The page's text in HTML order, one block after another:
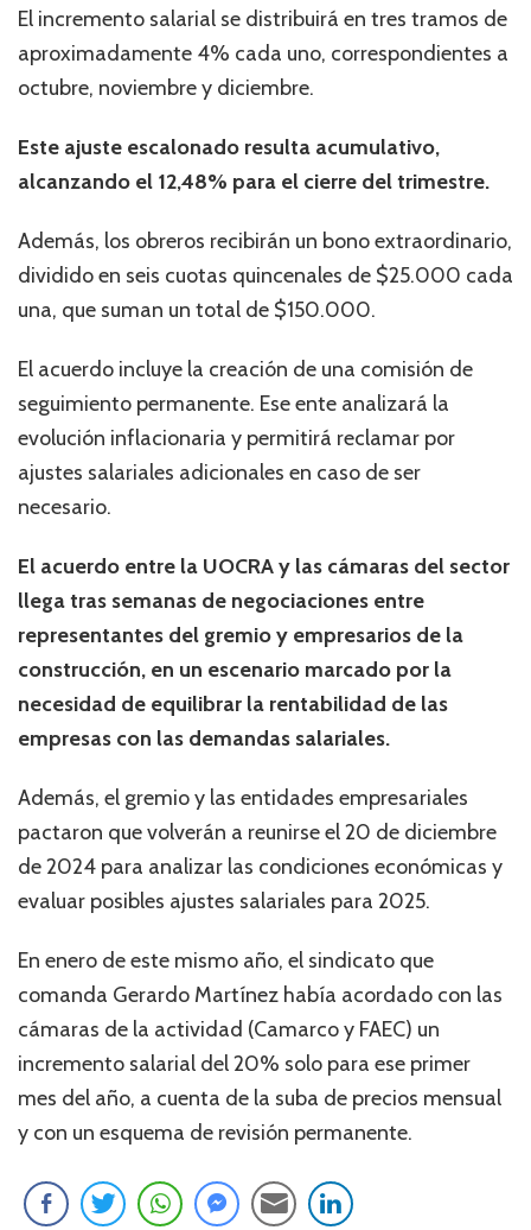
El incremento salarial se distribuirá en tres tramos de
aproximadamente 4% cada uno, correspondientes a
octubre, noviembre y diciembre.
Este ajuste escalonado resulta acumulativo,
alcanzando el 12,48% para el cierre del trimestre.
Además, los obreros recibirán un bono extraordinario,
dividido en seis cuotas quincenales de $25.000 cada
una, que suman un total de $150.000.
El acuerdo incluye la creación de una comisión de
seguimiento permanente. Ese ente analizará la
evolución inflacionaria y permitirá reclamar por
ajustes salariales adicionales en caso de ser
necesario.
El acuerdo entre la UOCRA y las cámaras del sector
llega tras semanas de negociaciones entre
representantes del gremio y empresarios de la
construcción, en un escenario marcado por la
necesidad de equilibrar la rentabilidad de las
empresas con las demandas salariales.
Además, el gremio y las entidades empresariales
pactaron que volverán a reunirse el 20 de diciembre
de 2024 para analizar las condiciones económicas y
evaluar posibles ajustes salariales para 2025.
En enero de este mismo año, el sindicato que
comanda Gerardo Martínez había acordado con las
cámaras de la actividad (Camarco y FAEC) un
incremento salarial del 20% solo para ese primer
mes del año, a cuenta de la suba de precios mensual
y con un esquema de revisión permanente.